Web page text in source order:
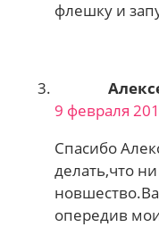
флешку и
9 февраля
Спасибо
делать,что
опередив